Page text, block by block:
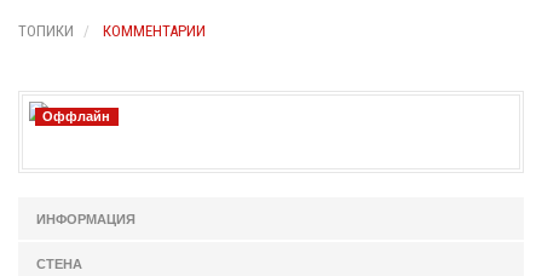
ТОПИКИ КОММЕНТАРИИ
Оффлайн
ИНФОРМАЦИЯ
СТЕНА